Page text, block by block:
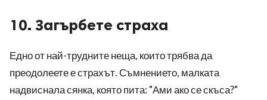
10. Загърбете страха
Едно от най-трудните неща, които трябва да
преодолеете е страхът. Съмнението, малката
надвиснала сянка, която пита: "Ами ако се скъса?"